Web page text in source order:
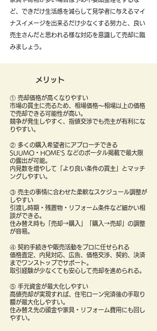
ど、できだけ生活感を減らして見学者に与えるマイ
ナスイメージを出来るだけ少なくする努力と、良い
売主さんだと思われる様な対応を意識して売却に臨
みましょう。
メリット
① 売却価格が高くなりやすい
市場の買主に売るため、相場価格〜相場以上の価格
で売却できる可能性が高い。
競争が発生しやすく、指値交渉でも売主が有利にな
りやすい。
② 多くの購入希望者にアプローチできる
SUUMO・HOME’S などのポータル掲載で最大限
の露出が可能。
内見数を増やして「より良い条件の買主」とマッチ
ングしやすい。
③ 売主の事情に合わせた柔軟なスケジュール調整が
しやすい
引渡し時期・残置物・リフォーム条件など細かい相
談ができる。
住み替え時も「売却→購入」「購入→売却」の調整
が容易。
④ 契約手続きや販売活動をプロに任せられる
価格査定、内見対応、広告、価格交渉、契約、決済
までワンストップでサポート。
取引経験が少なくても安心して売却を進められる。
⑤ 手元資金が最大化しやすい
高値売却が実現すれば、住宅ローン完済後の手取り
額が最大化しやすい。
住み替え先の頭金や家具・リフォーム費用にも回し
やすい。